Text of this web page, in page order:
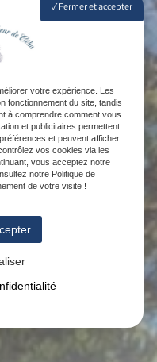
Fermer et accepter
votre expérience. Les
fonctionnement du site, tandis
à comprendre comment vous
et publicitaires permettent
et peuvent afficher
vos cookies via les
vous acceptez notre
notre Politique de
de votre visite !